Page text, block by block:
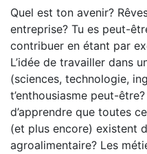
Quel est ton avenir?
entreprise? Tu es peut-
contribuer en étant par
L’idée de travailler dans
(sciences, technologie,
t’enthousiasme peut-
d’apprendre que toutes
(et plus encore) existent
agroalimentaire? Les